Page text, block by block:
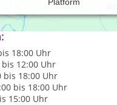
und Physiotherapie
18:00 Uhr
12:00 Uhr
bis 18:00 Uhr
bis 18:00 Uhr
15:00 Uhr